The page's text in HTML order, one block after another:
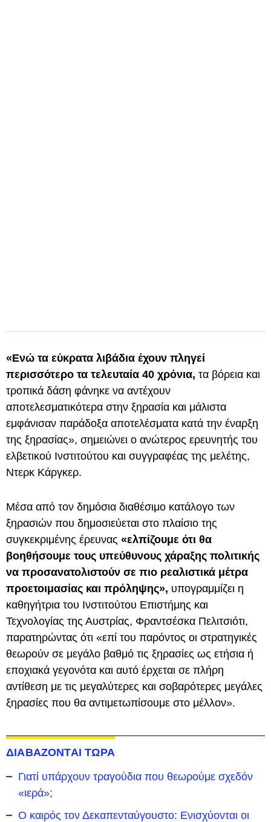
«Ενώ τα εύκρατα λιβάδια έχουν πληγεί
περισσότερο τα τελευταία 40 χρόνια, τα βόρεια και
τροπικά δάση φάνηκε να αντέχουν
αποτελεσματικότερα στην ξηρασία και μάλιστα
εμφάνισαν παράδοξα αποτελέσματα κατά την έναρξη
της ξηρασίας», σημειώνει ο ανώτερος ερευνητής του
ελβετικού Ινστιτούτου και συγγραφέας της μελέτης,
Ντερκ Κάργκερ.
Μέσα από τον δημόσια διαθέσιμο κατάλογο των
ξηρασιών που δημοσιεύεται στο πλαίσιο της
συγκεκριμένης έρευνας «ελπίζουμε ότι θα
βοηθήσουμε τους υπεύθυνους χάραξης πολιτικής
να προσανατολιστούν σε πιο ρεαλιστικά μέτρα
προετοιμασίας και πρόληψης», υπογραμμίζει η
καθηγήτρια του Ινστιτούτου Επιστήμης και
Τεχνολογίας της Αυστρίας, Φραντσέσκα Πελιτσιότι,
παρατηρώντας ότι «επί του παρόντος οι στρατηγικές
θεωρούν σε μεγάλο βαθμό τις ξηρασίες ως ετήσια ή
εποχιακά γεγονότα και αυτό έρχεται σε πλήρη
αντίθεση με τις μεγαλύτερες και σοβαρότερες μεγάλες
ξηρασίες που θα αντιμετωπίσουμε στο μέλλον».
ΔΙΑΒΑΖΟΝΤΑΙ ΤΩΡΑ
Γιατί υπάρχουν τραγούδια που θεωρούμε σχεδόν
«ιερά»;
Ο καιρός τον Δεκαπενταύγουστο: Ενισχύονται οι